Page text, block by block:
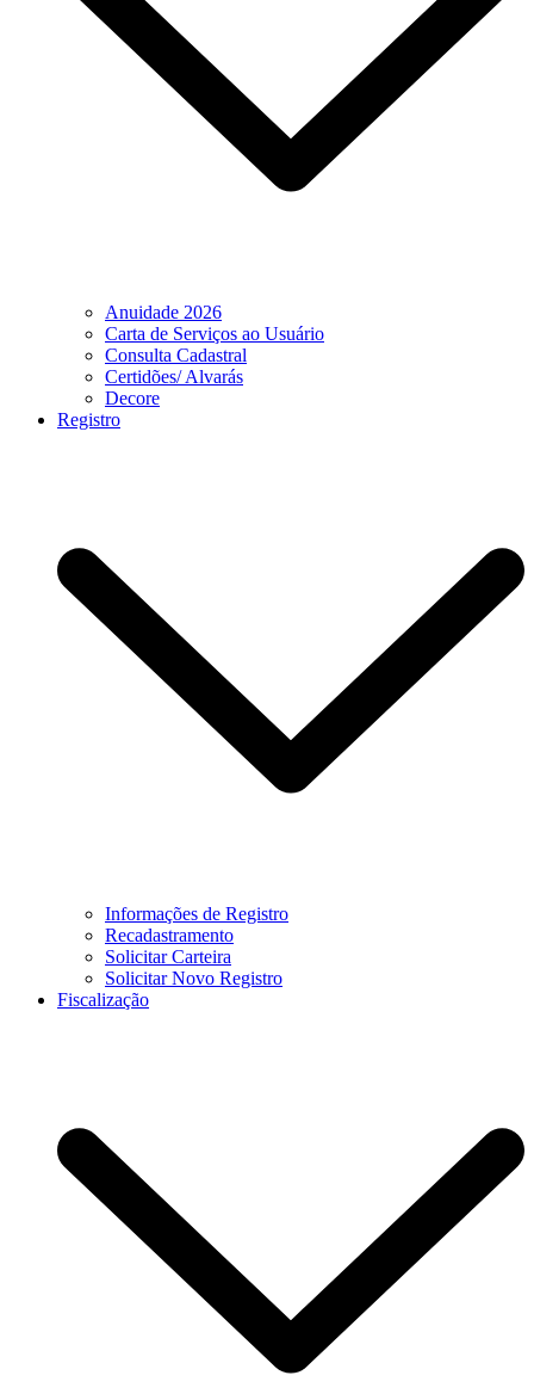
Anuidade 2026
Carta de Serviços ao Usuário
Consulta Cadastral
Certidões/ Alvarás
Decore
Registro
Informações de Registro
Recadastramento
Solicitar Carteira
Solicitar Novo Registro
Fiscalização